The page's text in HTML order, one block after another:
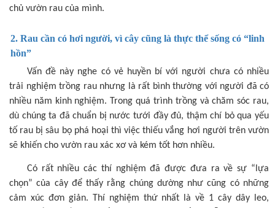
chủ vườn rau của mình.
2. Rau cần có hơi người, vì cây cũng là thực thể sống có “linh
hồn”
Vấn đề này nghe có vẻ huyền bí với người chưa có nhiều
trải nghiệm trồng rau nhưng là rất bình thường với người đã có
nhiều năm kinh nghiệm. Trong quá trình trồng và chăm sóc rau,
dù chúng ta đã chuẩn bị nước tưới đầy đủ, thậm chí bỏ qua yếu
tố rau bị sâu bọ phá hoại thì việc thiếu vắng hơi người trên vườn
sẽ khiến cho vườn rau xác xơ và kém tốt hơn nhiều.
Có rất nhiều các thí nghiệm đã được đưa ra về sự “lựa
chọn” của cây để thấy rằng chúng dường như cũng có những
cảm xúc đơn giản. Thí nghiệm thứ nhất là về 1 cây dây leo,